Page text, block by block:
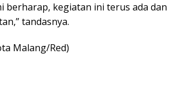
berharap, kegiatan ini terus ada dan
tandasnya.
Malang/Red)